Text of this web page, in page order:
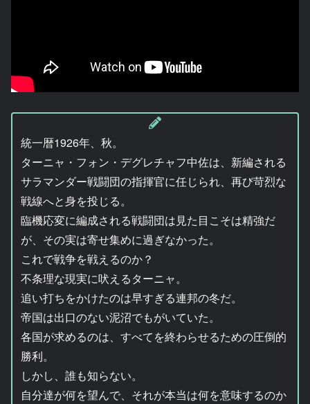
統一暦1926年、秋。
ターニャ・フォン・デグレチャフ中佐は、新編される
サラマンダー戦闘団の指揮官に任じられ、再び苛烈な
戦線へと身を投じる。
臨機応変に編成される戦闘団は見た目こそは精強だ
が、その実は寄せ集めに過ぎなかった。
これで戦争を戦えるのか？
不条理な現実に吠えるターニャ。
追い打ちをかけたのは早すぎる連邦の冬だ。
帝国は出口のない泥沼でもがいていた。
各国が求めるのは、すべてを終わらせるための圧倒的
勝利。
しかし、誰も知らない。
自分達が何を望んで、それが本当は何を意味するのか